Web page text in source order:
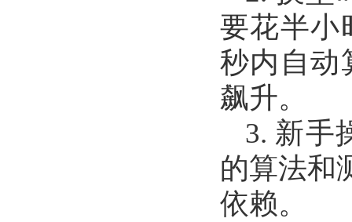
要花半小
秒内自动
飙升。
3. 新手
的算法和
依赖。